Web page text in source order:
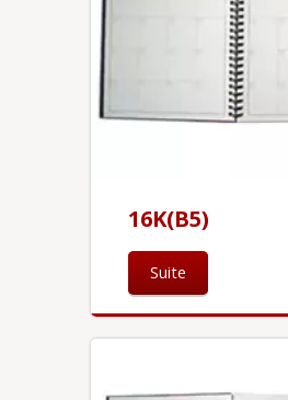
16K(B5)
Suite